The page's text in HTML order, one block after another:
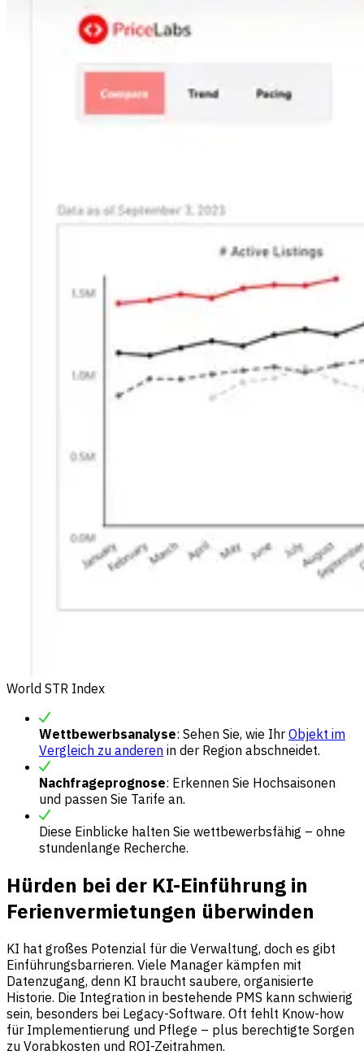
World STR Index
Wettbewerbsanalyse: Sehen Sie, wie Ihr Objekt im
Vergleich zu anderen in der Region abschneidet.
Nachfrageprognose: Erkennen Sie Hochsaisonen
und passen Sie Tarife an.
Diese Einblicke halten Sie wettbewerbsfähig – ohne
stundenlange Recherche.
Hürden bei der KI-Einführung in
Ferienvermietungen überwinden
KI hat großes Potenzial für die Verwaltung, doch es gibt
Einführungsbarrieren. Viele Manager kämpfen mit
Datenzugang, denn KI braucht saubere, organisierte
Historie. Die Integration in bestehende PMS kann schwierig
sein, besonders bei Legacy-Software. Oft fehlt Know-how
für Implementierung und Pflege – plus berechtigte Sorgen
zu Vorabkosten und ROI-Zeitrahmen.